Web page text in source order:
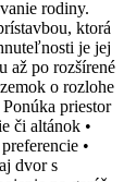
rodiny.
ktorá
je jej
až po rozšírené
o rozlohe
priestor
či altánok •
•
dvor s